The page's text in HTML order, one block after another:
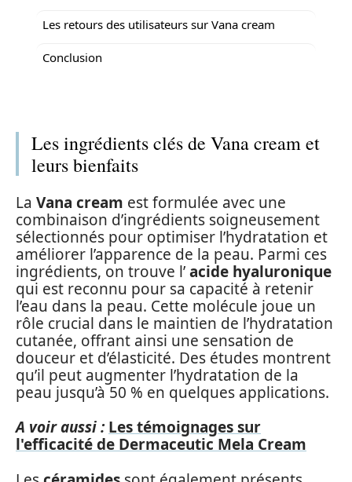
Les retours des utilisateurs sur Vana cream
Conclusion
Les ingrédients clés de Vana cream et
leurs bienfaits
La Vana cream est formulée avec une
combinaison d’ingrédients soigneusement
sélectionnés pour optimiser l’hydratation et
améliorer l’apparence de la peau. Parmi ces
ingrédients, on trouve l’acide hyaluronique
qui est reconnu pour sa capacité à retenir
l’eau dans la peau. Cette molécule joue un
rôle crucial dans le maintien de l’hydratation
cutanée, offrant ainsi une sensation de
douceur et d’élasticité. Des études montrent
qu’il peut augmenter l’hydratation de la
peau jusqu’à 50 % en quelques applications.
A voir aussi : Les témoignages sur
l'efficacité de Dermaceutic Mela Cream